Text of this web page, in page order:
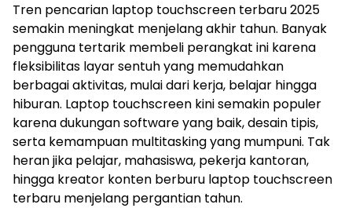
Tren pencarian laptop touchscreen terbaru 2025
semakin meningkat menjelang akhir tahun. Banyak
pengguna tertarik membeli perangkat ini karena
fleksibilitas layar sentuh yang memudahkan
berbagai aktivitas, mulai dari kerja, belajar hingga
hiburan. Laptop touchscreen kini semakin populer
karena dukungan software yang baik, desain tipis,
serta kemampuan multitasking yang mumpuni. Tak
heran jika pelajar, mahasiswa, pekerja kantoran,
hingga kreator konten berburu laptop touchscreen
terbaru menjelang pergantian tahun.